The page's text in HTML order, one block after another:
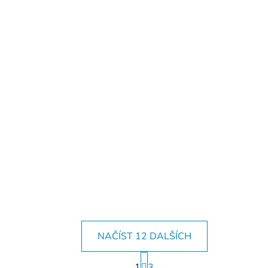
NAČÍST 12 DALŠÍCH
S